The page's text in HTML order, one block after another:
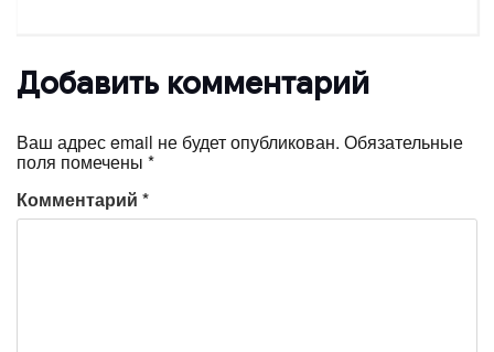
Добавить комментарий
Ваш адрес email не будет опубликован. Обязательные
поля помечены *
Комментарий *